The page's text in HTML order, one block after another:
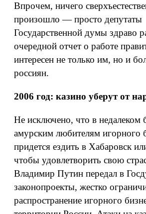
Впрочем, ничего
произошло — просто депутаты
Государственной думы здраво
очередной отчет о работе
интересен не только им, но и
россиян.
2006 год: казино уберут от
Не исключено, что в недалеком
амурским любителям игорного
придется ездить в Хабаровск
чтобы удовлетворить свою
Владимир Путин передал в
законопроекты, жестко
распространение игорного